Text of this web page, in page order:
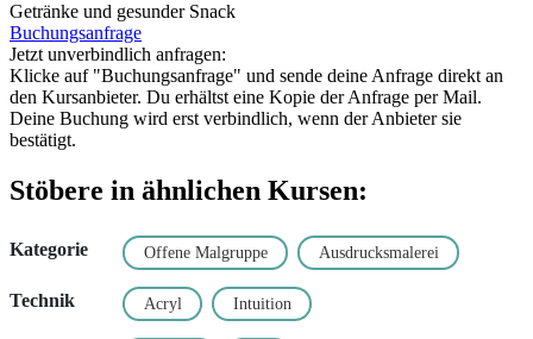
Getränke und gesunder Snack
Buchungsanfrage
Jetzt unverbindlich anfragen:
Klicke auf "Buchungsanfrage" und sende deine Anfrage direkt an
den Kursanbieter. Du erhältst eine Kopie der Anfrage per Mail.
Deine Buchung wird erst verbindlich, wenn der Anbieter sie
bestätigt.
Stöbere in ähnlichen Kursen:
Kategorie Offene Malgruppe Ausdrucksmalerei
Technik Acryl Intuition